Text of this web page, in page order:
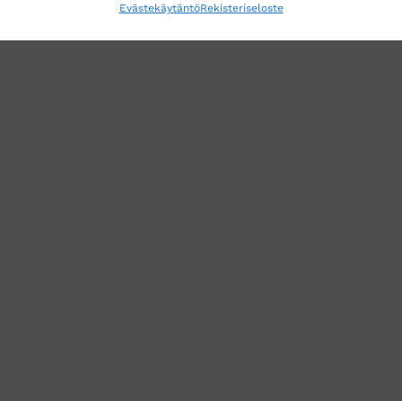
EvästekäytäntöRekisteriseloste